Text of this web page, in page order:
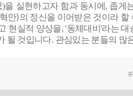
)을 실현하고자 함과 동시에 , 좁게
안⟩의 정신을 이어받은 것이라 할
현실적 양상을, '동체대비 '라는 대
될 것입니다. 관심있는 분들의 많